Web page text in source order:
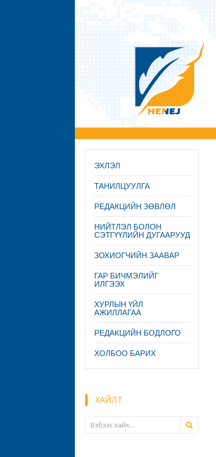
ЭХЛЭЛ
ТАНИЛЦУУЛГА
PЕДАКЦИЙН ЗӨВЛӨЛ
НИЙТЛЭЛ БОЛОН
СЭТГҮҮЛИЙН ДУГААРУУД
ЗОХИОГЧИЙН ЗААВАР
ГАР БИЧМЭЛИЙГ
ИЛГЭЭХ
ХУРЛЫН ҮЙЛ
АЖИЛЛАГАА
РЕДАКЦИЙН БОДЛОГО
ХОЛБОО БАРИХ
ХАЙЛТ